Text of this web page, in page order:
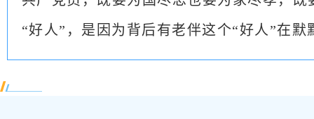
“好人”，是因为背后有老伴这个“好人”在默